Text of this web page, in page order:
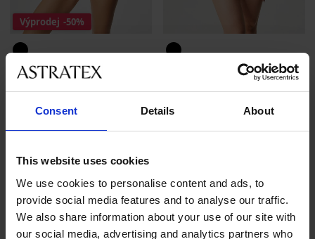
Consent Details About
This website uses cookies
We use cookies to personalise content and ads, to
provide social media features and to analyse our traffic.
We also share information about your use of our site with
our social media, advertising and analytics partners who
Výprodej -50%
PREMIUM
Body Gossard Glossies
Sleva
1 200 KčPůvodní cena
2 399 Kč
Body CHANTELLE Halo
1 999 Kč